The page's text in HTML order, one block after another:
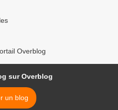
Overblog
sur Overblog
un blog